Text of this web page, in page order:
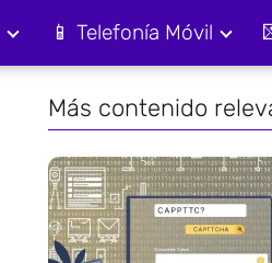
📱 Telefonía Móvil
Más contenido